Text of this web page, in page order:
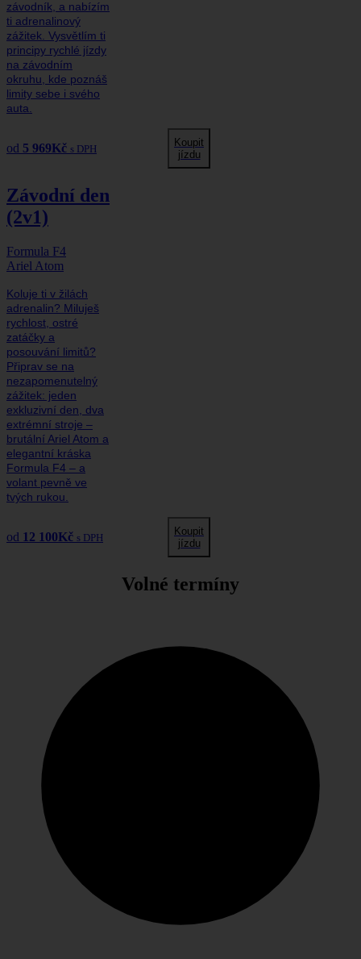
závodník, a nabízím
ti adrenalinový
zážitek. Vysvětlím ti
principy rychlé jízdy
na závodním
okruhu, kde poznáš
limity sebe i svého
auta.
od 5 969Kč s DPH
Koupit
jízdu
Závodní den
(2v1)
Formula F4
Ariel Atom
Koluje ti v žilách
adrenalin? Miluješ
rychlost, ostré
zatáčky a
posouvání limitů?
Připrav se na
nezapomenutelný
zážitek: jeden
exkluzivní den, dva
extrémní stroje –
brutální Ariel Atom a
elegantní kráska
Formula F4 – a
volant pevně ve
tvých rukou.
od 12 100Kč s DPH
Koupit
jízdu
Volné termíny